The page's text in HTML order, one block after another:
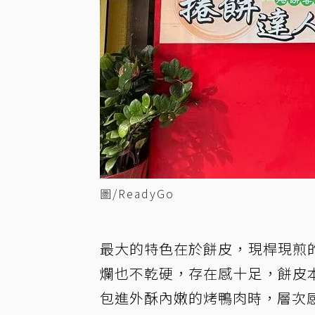
圖/ReadyGo
最大的特色在於餅皮，現桿現
爛也不乾硬，存在感十足，餅
包進外酥內嫩的烤鴨肉時，層次